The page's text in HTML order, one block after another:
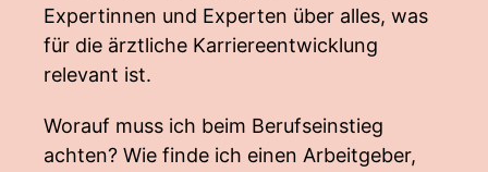
Expertinnen und Experten über alles, was
für die ärztliche Karriereentwicklung
relevant ist.
Worauf muss ich beim Berufseinstieg
achten? Wie finde ich einen Arbeitgeber,